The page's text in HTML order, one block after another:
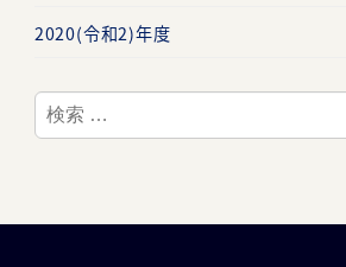
2020(令和2)年度
検
索